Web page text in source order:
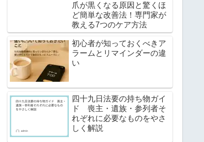
爪が黒くなる原因と驚くほ
ど簡単な改善法！専門家が
教える7つのケア方法
初心者が知っておくべきア
ラームとリマインダーの違
い
四十九日法要の持ち物ガイ
ド 喪主・遺族・参列者そ
れぞれに必要なものをやさ
しく解説